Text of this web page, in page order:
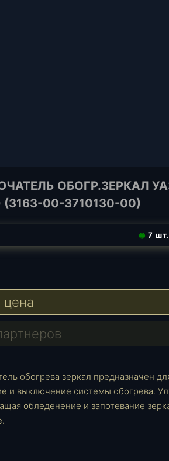
ОБОГР.ЗЕРКАЛ
(3163-00-3710130-00)
◉ 7
обогрева зеркал предназначен
и выключение системы обогрева.
обледенение и запотевание